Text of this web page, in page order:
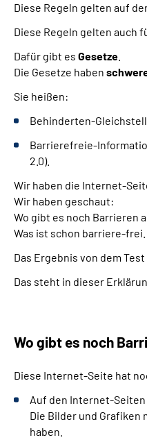
Diese Regeln gelten auf
Diese Regeln gelten auch
Dafür gibt es Gesetze
Die Gesetze haben
Sie heißen:
Behinderten-
Barrierefreie-
2.0).
Wir haben die Internet-
Wir haben geschaut:
Wo gibt es noch Barrieren
Was ist schon barriere-frei.
Das Ergebnis von dem
Das steht in dieser
Wo gibt es noch
Diese Internet-Seite hat
Auf den Internet-
Die Bilder und Grafiken
haben.